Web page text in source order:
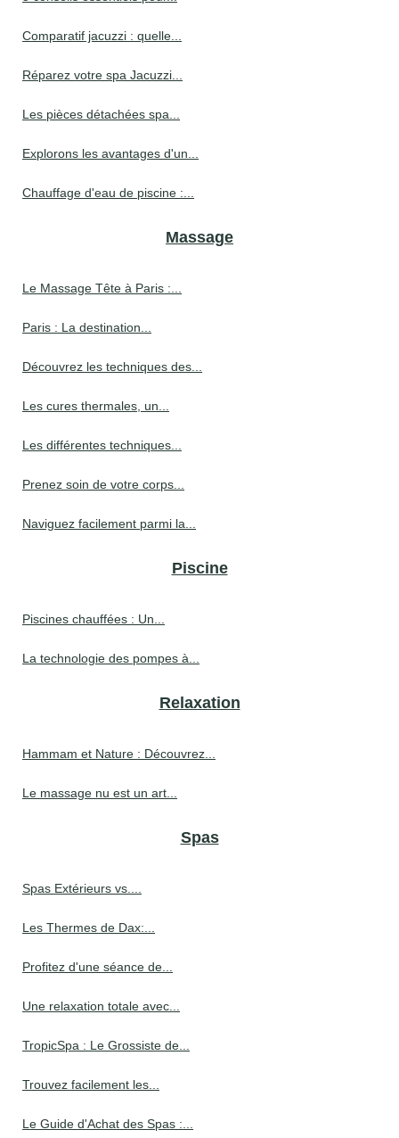
Comparatif jacuzzi : quelle...
Réparez votre spa Jacuzzi...
Les pièces détachées spa...
Explorons les avantages d'un...
Chauffage d'eau de piscine :...
Massage
Le Massage Tête à Paris :...
Paris : La destination...
Découvrez les techniques des...
Les cures thermales, un...
Les différentes techniques...
Prenez soin de votre corps...
Naviguez facilement parmi la...
Piscine
Piscines chauffées : Un...
La technologie des pompes à...
Relaxation
Hammam et Nature : Découvrez...
Le massage nu est un art...
Spas
Spas Extérieurs vs....
Les Thermes de Dax:...
Profitez d'une séance de...
Une relaxation totale avec...
TropicSpa : Le Grossiste de...
Trouvez facilement les...
Le Guide d'Achat des Spas :...